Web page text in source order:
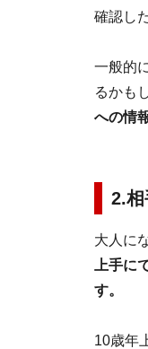
確認し
一般的
るかも
への情
2.相
大人に
上手に
す。
10歳年